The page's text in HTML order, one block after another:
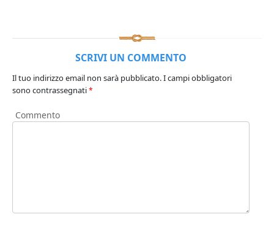
SCRIVI UN COMMENTO
Il tuo indirizzo email non sarà pubblicato.I campi obbligatori
sono contrassegnati*
Commento